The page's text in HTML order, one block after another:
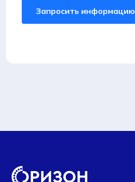
Запросить информацию